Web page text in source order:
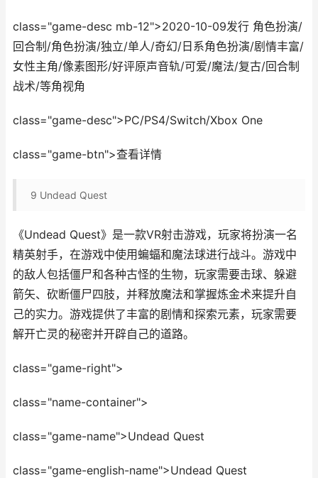
class="game-desc mb-12">2020-10-09发行 角色扮演/
回合制/角色扮演/独立/单人/奇幻/日系角色扮演/剧情丰富/
女性主角/像素图形/好评原声音轨/可爱/魔法/复古/回合制
战术/等角视角
class="game-desc">PC/PS4/Switch/Xbox One
class="game-btn">查看详情
9 Undead Quest
《Undead Quest》是一款VR射击游戏，玩家将扮演一名
精英射手，在游戏中使用蝙蝠和魔法球进行战斗。游戏中
的敌人包括僵尸和各种古怪的生物，玩家需要击球、躲避
箭矢、砍断僵尸四肢，并释放魔法和掌握炼金术来提升自
己的实力。游戏提供了丰富的剧情和探索元素，玩家需要
解开亡灵的秘密并开辟自己的道路。
class="game-right">
class="name-container">
class="game-name">Undead Quest
class="game-english-name">Undead Quest